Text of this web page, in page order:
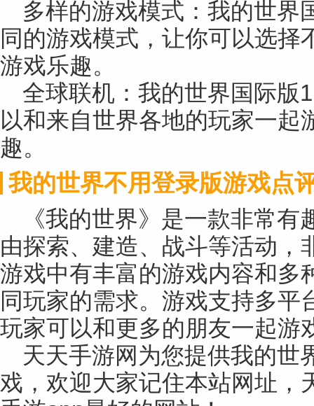
多样的游戏模式：我的世界
同的游戏模式，让你可以选择
游戏乐趣。
全球联机：我的世界国际版
以和来自世界各地的玩家一起
趣。
我的世界不用登录版游戏点
《我的世界》是一款非常
由探索、建造、战斗等活动，
游戏中有丰富的游戏内容和多
同玩家的需求。游戏支持多平
玩家可以和更多的朋友一起游
天天手游网为您提供我的世
戏，欢迎大家记住本站网址，